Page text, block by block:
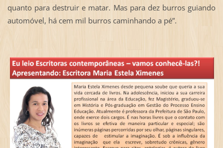
quanto para destruir e matar. Mas para dez burros guiando
automóvel, há cem mil burros caminhando a pé”.